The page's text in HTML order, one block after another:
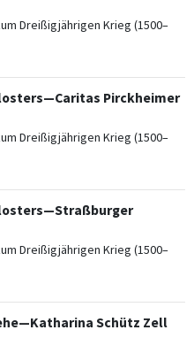
Dreißigjährigen Krieg (1500–
Pirckheimer
Dreißigjährigen Krieg (1500–
Dreißigjährigen Krieg (1500–
Schütz Zell